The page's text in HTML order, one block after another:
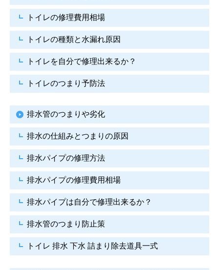
トイレの修理費用相場
トイレの種類と水漏れ原因
トイレを自分で修理出来るか？
トイレのつまり予防法
排水管のつまりや劣化
排水の仕組みとつまりの原因
排水パイプの修理方法
排水パイプの修理費用相場
排水パイプは自分で修理出来るか？
排水管のつまり防止策
トイレ 排水 下水 詰まり除去道具一式